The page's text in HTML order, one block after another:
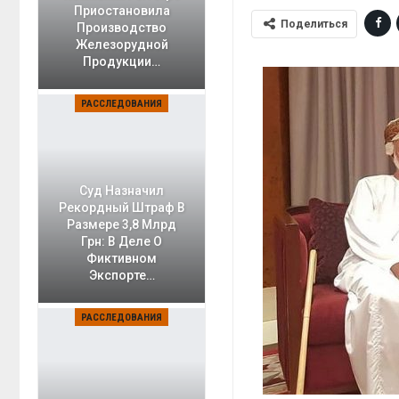
Поделиться
Приостановила
Производство
Железорудной
Продукции…
РАССЛЕДОВАНИЯ
Суд Назначил
Рекордный Штраф В
Размере 3,8 Млрд
Грн: В Деле О
Фиктивном
Экспорте…
РАССЛЕДОВАНИЯ